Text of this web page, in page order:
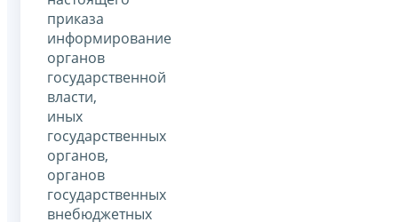
приказа
информирование
органов
государственной
власти,
иных
государственных
органов,
органов
государственных
внебюджетных